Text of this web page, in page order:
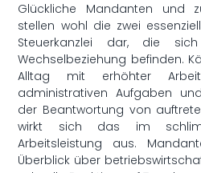
Glückliche Mandanten und
stellen wohl die zwei
Steuerkanzlei dar, die
Wechselbeziehung befinden.
Alltag mit erhöhter
administrativen Aufgaben
der Beantwortung von
wirkt sich das im
Arbeitsleistung aus.
Überblick über